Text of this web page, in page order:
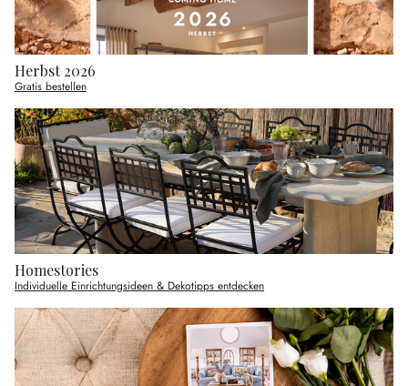
Herbst 2026
Gratis bestellen
Homestories
Individuelle Einrichtungsideen & Dekotipps entdecken